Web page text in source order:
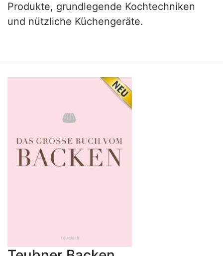
Produkte, grundlegende Kochtechniken
und nützliche Küchengeräte.